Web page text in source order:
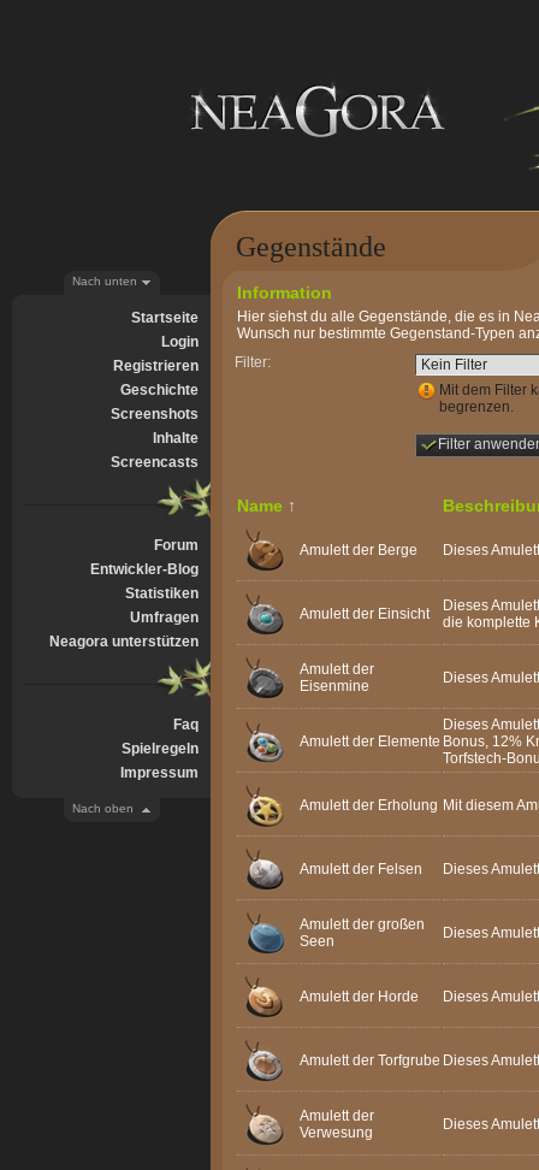
Nach unten
Startseite
Login
Registrieren
Geschichte
Screenshots
Inhalte
Screencasts
Forum
Entwickler-Blog
Statistiken
Umfragen
Neagora unterstützen
Faq
Spielregeln
Impressum
Nach oben
Gegenstände
Information
Hier siehst du alle Gegenstände, die es in
Wunsch nur bestimmte Gegenstand-Typen
Filter:
Mit dem Filter
begrenzen.
Name ↑
Amulett der Berge Dieses
Amulett der Einsicht
Dieses
die komplette
Amulett der
Eisenmine
Dieses
Amulett der Elemente
Dieses
Bonus, 12%
Torfstech-
Amulett der Erholung Mit diesem
Amulett der Felsen Dieses
Amulett der großen
Seen
Dieses
Amulett der Horde Dieses
Amulett der Torfgrube Dieses
Amulett der
Verwesung
Dieses